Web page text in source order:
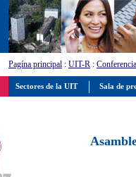
Pagína principal : UIT-R :
Sectores de la UIT Sala de